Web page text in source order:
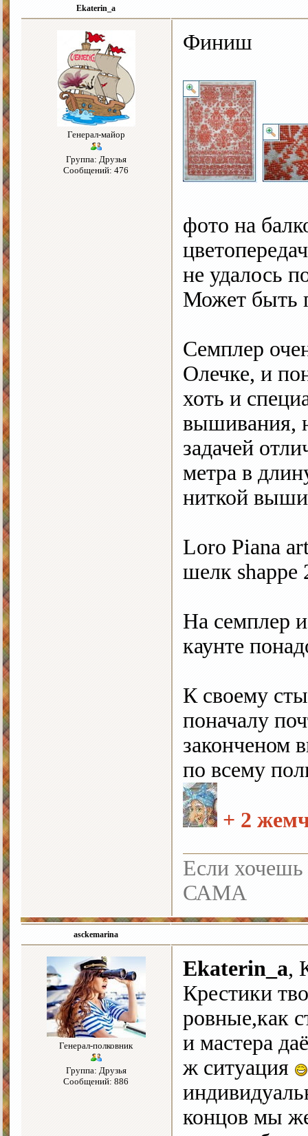
Ekaterin_a
Генерал-майор
Группа: Друзья
Сообщений: 476
Финиш
фото на
не удалось
Может быть
Семплер
Олечке, и
хоть и
вышивания,
задачей
метра в
ниткой
Loro Piana
шелк shappe
На семплер
каунте
К своему
поначалу
законченом
по всему
+ 2
Если хочешь
САМА
asckemarina
Генерал-полковник
Группа: Друзья
Сообщений: 886
Ekaterin_a,
Крестики
ровные,как
и мастера
ж ситуация
концов мы